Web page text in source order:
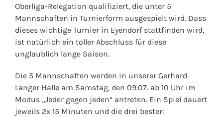
Oberliga-Relegation qualifiziert, die unter 5
Mannschaften in Turnierform ausgespielt wird. Dass
dieses wichtige Turnier in Eyendorf stattfinden wird,
ist natürlich ein toller Abschluss für diese
unglaublich lange Saison.
Die 5 Mannschaften werden in unserer Gerhard
Langer Halle am Samstag, den 09.07. ab 10 Uhr im
Modus „Jeder gegen jeden“ antreten. Ein Spiel dauert
jeweils 2x 15 Minuten und die drei besten